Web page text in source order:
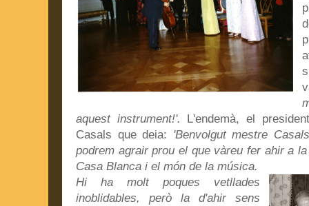
aquest instrument!'. L'endemà, el
Casals que deia: 'Benvolgut mestre
podrem agrair prou el que vàreu fer ahir a
Casa Blanca i el món de la música.
Hi ha molt poques vetllades
inoblidables, però la d'ahir sens